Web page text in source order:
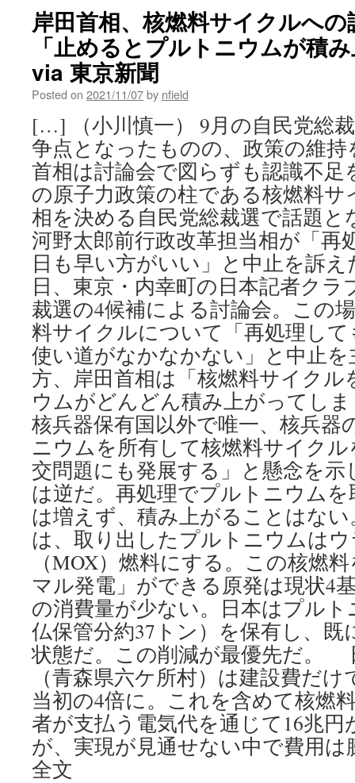
Ｘ
燃
料」
フ
ラ
ン
ス
か
ら
高
浜
原
発
に
到
着 via
NHK
News
Web
福
井
News
Web
岸田首相、核燃料サイクルへ
「止めるとプルトニウムが積
via 東京新聞
Posted on 2021/11/07by nfield
[…] （小川慎一） 9月の自民党総
争点となったものの、政策の維
首相は討論会で図らずも認識不
の原子力政策の柱である核燃料
相を決める自民党総裁選で話題と
河野太郎前行政改革担当相が「再
日も早い方がいい」と中止を訴
日、東京・内幸町の日本記者ク
裁選の4候補による討論会。この
料サイクルについて「再処理し
使い道がなかなかない」と中止
方、岸田首相は「核燃料サイク
ウムがどんどん積み上がってし
核兵器保有国以外で唯一、核兵器
ニウムを所有して核燃料サイク
交問題にも発展する」と懸念を
は逆だ。再処理でプルトニウム
は増えず、積み上がることはな
は、取り出したプルトニウムは
（MOX）燃料にする。この核燃
マル発電」ができる原発は現状4
の消費量が少ない。日本はプル
仏保管分約37トン）を保有し、
状態だ。この削減が最優先だ。
（青森県六ケ所村）は建設費だ
当初の4倍に。これを含めて核燃
者が支払う電気代を通じて16兆
が、実現が見通せない中で費用
全文